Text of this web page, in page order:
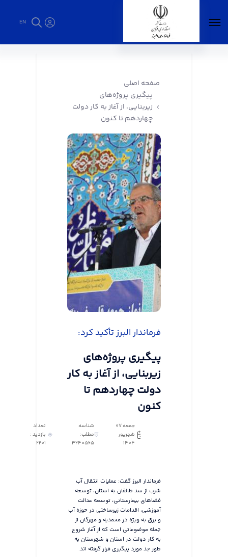
EN
صفحه اصلی
پیگیری پروژه‌های
زیربنایی، از آغاز به کار دولت
چهاردهم تا کنون
فرماندار البرز تأکید کرد:
پیگیری پروژه‌های
زیربنایی، از آغاز به کار
دولت چهاردهم تا
کنون
جمعه 07
شهریور
1404
شناسه
مطلب:
3240565
تعداد
بازدید :
2201
فرماندار البرز گفت: عملیات انتقال آب
شرب از سد طالقان به استان، توسعه
فضاهای بیمارستانی، توسعه عدالت
آموزشی، اقدامات زیرساختی در حوزه آب
و برق به ویژه در محمدیه و مهرگان از
جمله موضوعاتی است که از آغاز شروع
به کار دولت در استان و شهرستان به
طور جد مورد پیگیری قرار گرفته اند.